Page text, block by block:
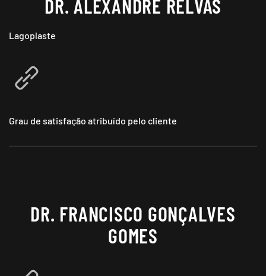
DR. ALEXANDRE RELVAS
Lagoplaste
Grau de satisfação atribuído pelo cliente
DR. FRANCISCO GONÇALVES
GOMES